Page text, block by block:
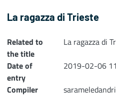
La ragazza di Trieste
Related to
the title
La ragazza di
Date of
entry
2019-02-06
Compiler